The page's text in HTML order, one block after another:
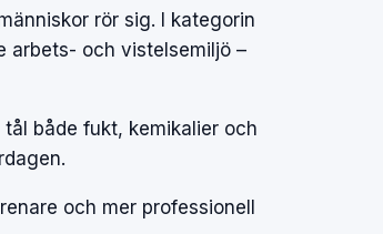
rör sig. I kategorin
arbets- och vistelsemiljö –
både fukt, kemikalier och
och mer professionell